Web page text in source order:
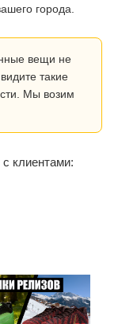
города.
вещи не
такие
Мы возим
клиентами: